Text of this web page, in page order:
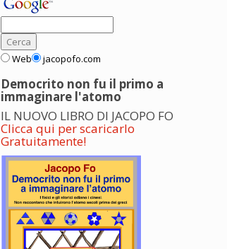
Web jacopofo.com
Democrito non fu il primo a
immaginare l'atomo
IL NUOVO LIBRO DI JACOPO FO
Clicca qui per scaricarlo
Gratuitamente!